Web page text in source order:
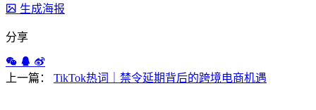
生成海报
分享
上一篇： TikTok热词｜禁令延期背后的跨境电商机遇